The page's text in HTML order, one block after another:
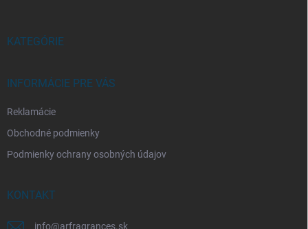
KATEGÓRIE
INFORMÁCIE PRE VÁS
Reklamácie
Obchodné podmienky
Podmienky ochrany osobných údajov
KONTAKT
info@arfragrances.sk